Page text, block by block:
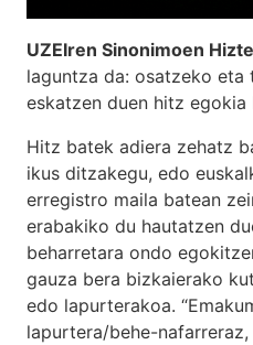
UZEIren Sinonimoen
laguntza da: osatzeko
eskatzen duen hitz
Hitz batek adiera zehatz
ikus ditzakegu, edo
erregistro maila batean
erabakiko du hautatzen
beharretara ondo
gauza bera bizkaierako
edo lapurterakoa.
lapurtera/behe-nafarreraz,